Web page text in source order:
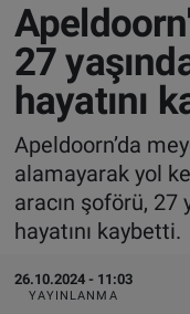
27
hayatını
Apeldoorn’da
alamayarak yol
aracın şoförü, 27
hayatını kaybetti.
26.10.2024 - 11:03
YAYINLANMA
ALMANYA
FRANSA
AVUSTURYA
SAĞLIK -
BİLİM-
ALMANYA
TÜRKİYE
DÜNYA
BİLİM-
SAĞLIK
Trafik Durumu
Süper Lig
Tüm Manşetler
Son Dakika
Haber Arşivi